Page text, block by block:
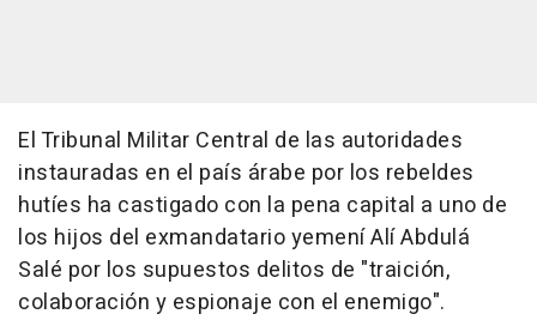
El Tribunal Militar Central de las autoridades
instauradas en el país árabe por los rebeldes
hutíes ha castigado con la pena capital a uno de
los hijos del exmandatario yemení Alí Abdulá
Salé por los supuestos delitos de "traición,
colaboración y espionaje con el enemigo".